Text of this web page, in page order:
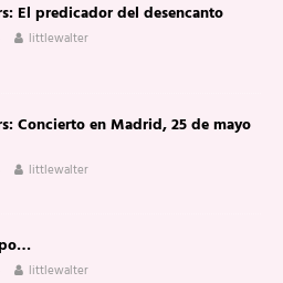
El predicador del desencanto
littlewalter
Concierto en Madrid, 25 de mayo
littlewalter
littlewalter